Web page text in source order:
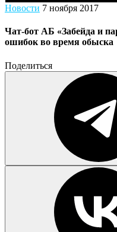
Новости 7 ноября 2017
Чат-бот АБ «Забейда и
ошибок во время обыска
Поделиться